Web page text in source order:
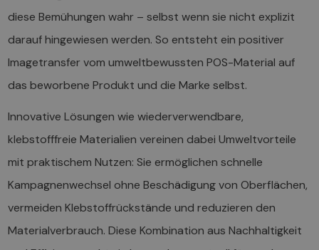
diese Bemühungen wahr – selbst wenn sie nicht explizit
darauf hingewiesen werden. So entsteht ein positiver
Imagetransfer vom umweltbewussten POS-Material auf
das beworbene Produkt und die Marke selbst.
Innovative Lösungen wie wiederverwendbare,
klebstofffreie Materialien vereinen dabei Umweltvorteile
mit praktischem Nutzen: Sie ermöglichen schnelle
Kampagnenwechsel ohne Beschädigung von Oberflächen,
vermeiden Klebstoffrückstände und reduzieren den
Materialverbrauch. Diese Kombination aus Nachhaltigkeit